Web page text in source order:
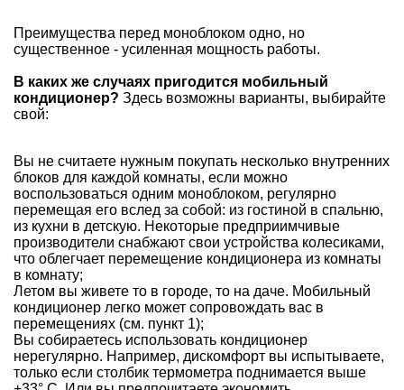
Преимущества перед моноблоком одно, но
существенное - усиленная мощность работы.
В каких же случаях пригодится мобильный
кондиционер? Здесь возможны варианты, выбирайте
свой:
Вы не считаете нужным покупать несколько внутренних
блоков для каждой комнаты, если можно
воспользоваться одним моноблоком, регулярно
перемещая его вслед за собой: из гостиной в спальню,
из кухни в детскую. Некоторые предприимчивые
производители снабжают свои устройства колесиками,
что облегчает перемещение кондиционера из комнаты
в комнату;
Летом вы живете то в городе, то на даче. Мобильный
кондиционер легко может сопровождать вас в
перемещениях (см. пункт 1);
Вы собираетесь использовать кондиционер
нерегулярно. Например, дискомфорт вы испытываете,
только если столбик термометра поднимается выше